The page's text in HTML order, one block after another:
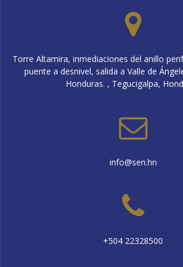
Torre Altamira, inmediaciones del anillo
puente a desnivel, salida a Valle de
Honduras. , Tegucigalpa,
info@sen.hn
+504 22328500